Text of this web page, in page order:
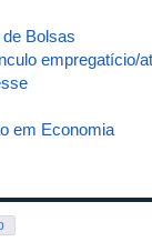
Bolsas
empregatício/
em Economia